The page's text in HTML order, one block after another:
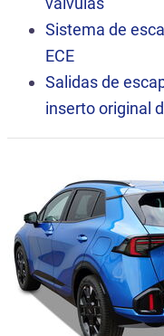
Sistema de
ECE
Salidas de
inserto original